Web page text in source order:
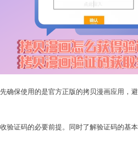
确保使用的是官方正版的拷贝漫画应用
验证码的必要前提。同时了解验证码的